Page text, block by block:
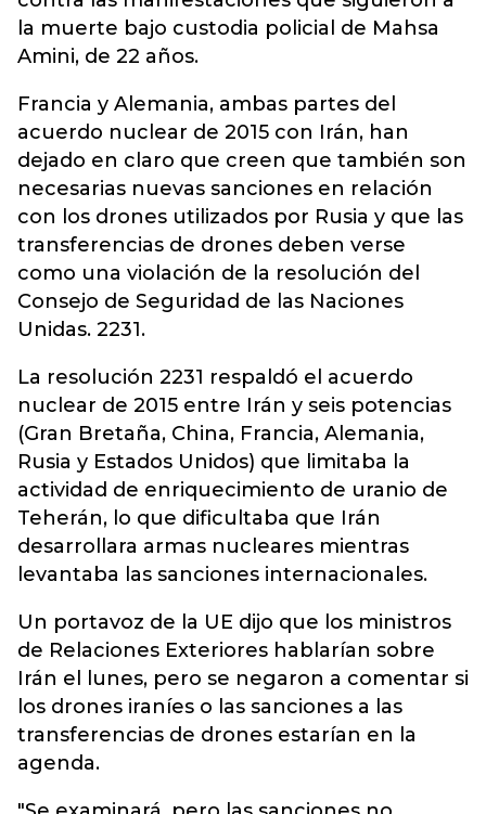
la muerte bajo custodia policial de Mahsa
Amini, de 22 años.
Francia y Alemania, ambas partes del
acuerdo nuclear de 2015 con Irán, han
dejado en claro que creen que también son
necesarias nuevas sanciones en relación
con los drones utilizados por Rusia y que las
transferencias de drones deben verse
como una violación de la resolución del
Consejo de Seguridad de las Naciones
Unidas. 2231.
La resolución 2231 respaldó el acuerdo
nuclear de 2015 entre Irán y seis potencias
(Gran Bretaña, China, Francia, Alemania,
Rusia y Estados Unidos) que limitaba la
actividad de enriquecimiento de uranio de
Teherán, lo que dificultaba que Irán
desarrollara armas nucleares mientras
levantaba las sanciones internacionales.
Un portavoz de la UE dijo que los ministros
de Relaciones Exteriores hablarían sobre
Irán el lunes, pero se negaron a comentar si
los drones iraníes o las sanciones a las
transferencias de drones estarían en la
agenda.